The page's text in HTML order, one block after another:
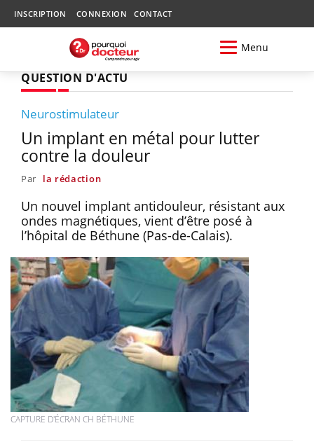
INSCRIPTION CONNEXION CONTACT
Menu
QUESTION D'ACTU
Neurostimulateur
Un implant en métal pour lutter
contre la douleur
Par la rédaction
Un nouvel implant antidouleur, résistant aux
ondes magnétiques, vient d’être posé à
l’hôpital de Béthune (Pas-de-Calais).
CAPTURE D'ÉCRAN CH BÉTHUNE